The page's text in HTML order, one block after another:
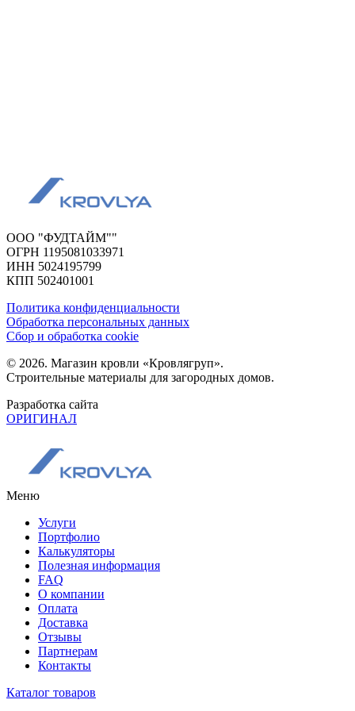
ООО "ФУДТАЙМ""
ОГРН 1195081033971
ИНН 5024195799
КПП 502401001
Политика конфиденциальности
Обработка персональных данных
Сбор и обработка cookie
© 2026. Магазин кровли «Кровлягруп».
Строительные материалы для загородных домов.
Разработка сайта
ОРИГИНАЛ
Меню
Услуги
Портфолио
Калькуляторы
Полезная информация
FAQ
О компании
Оплата
Доставка
Отзывы
Партнерам
Контакты
Каталог товаров